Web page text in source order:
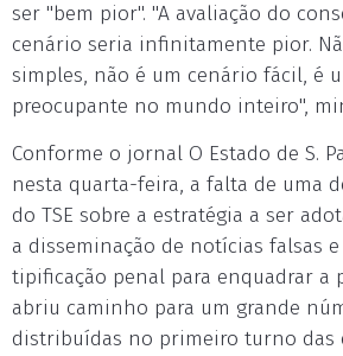
ser "bem pior". "A avaliação do
cenário seria infinitamente pior.
simples, não é um cenário fácil, é
preocupante no mundo inteiro",
Conforme o jornal O Estado de S.
nesta quarta-feira, a falta de uma
do TSE sobre a estratégia a ser
a disseminação de notícias falsas
tipificação penal para enquadrar a
abriu caminho para um grande
distribuídas no primeiro turno das